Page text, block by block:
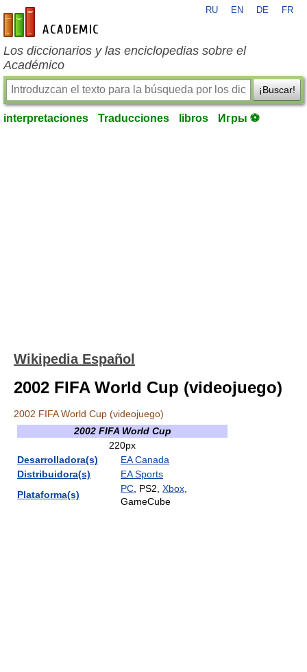
es-academic.com
RU EN DE FR
Los diccionarios y las enciclopedias sobre el
Académico
¡Buscar!
interpretaciones Traducciones libros Игры ⚽
Wikipedia Español
2002 FIFA World Cup (videojuego)
2002 FIFA World Cup (videojuego)
2002 FIFA World Cup
220px
Desarrolladora(s)
EA Canada
Distribuidora(s)
EA Sports
Plataforma(s)
PC , PS2, Xbox
GameCube